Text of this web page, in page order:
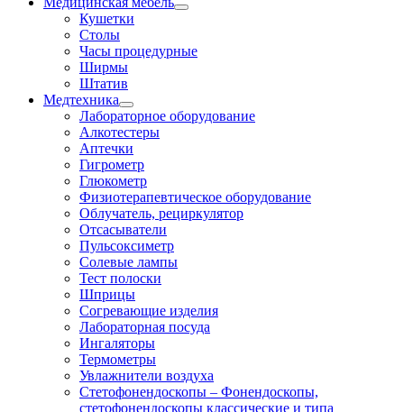
Кушетки
Столы
Часы процедурные
Ширмы
Штатив
Медтехника
Лабораторное оборудование
Алкотестеры
Аптечки
Гигрометр
Глюкометр
Физиотерапевтическое оборудование
Облучатель, рециркулятор
Отсасыватели
Пульсоксиметр
Солевые лампы
Тест полоски
Шприцы
Согревающие изделия
Лабораторная посуда
Ингаляторы
Термометры
Увлажнители воздуха
Стетофонендоскопы – Фонендоскопы,
стетофонендоскопы классические и типа